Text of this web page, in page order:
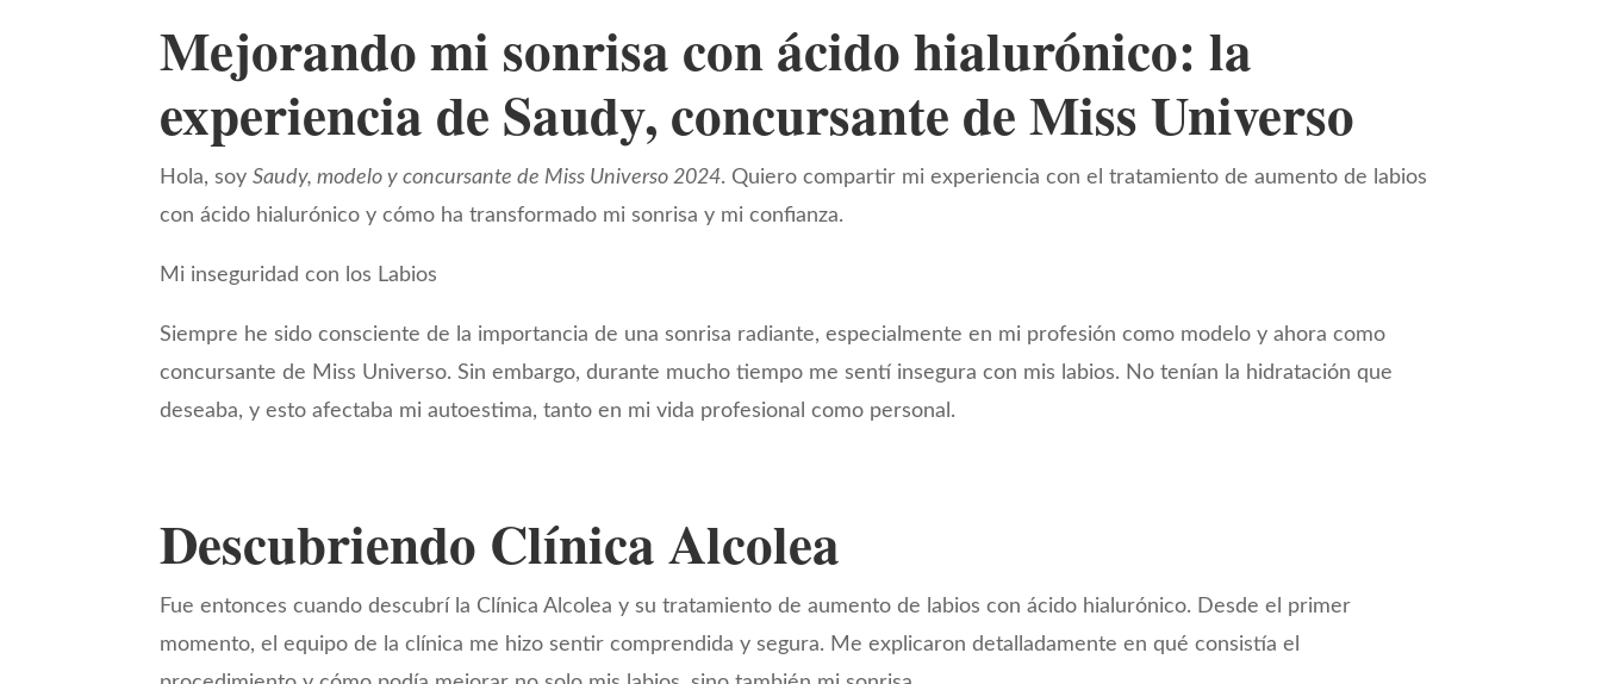
Mejorando mi sonrisa con ácido hialurónico: la
experiencia de Saudy, concursante de Miss Universo
Hola, soySaudy, modelo y concursante de Miss Universo 2024. Quiero compartir mi experiencia con el tratamiento de aumento de labios
con ácido hialurónico y cómo ha transformado mi sonrisa y mi confianza.
Mi inseguridad con los Labios
Siempre he sido consciente de la importancia de una sonrisa radiante, especialmente en mi profesión como modelo y ahora como
concursante de Miss Universo. Sin embargo, durante mucho tiempo me sentí insegura con mis labios. No tenían la hidratación que
deseaba, y esto afectaba mi autoestima, tanto en mi vida profesional como personal.
Descubriendo Clínica Alcolea
Fue entonces cuando descubrí la Clínica Alcolea y su tratamiento de aumento de labios con ácido hialurónico. Desde el primer
momento, el equipo de la clínica me hizo sentir comprendida y segura. Me explicaron detalladamente en qué consistía el